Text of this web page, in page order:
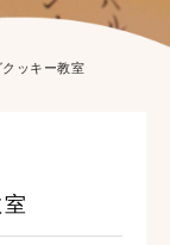
ッキー教室